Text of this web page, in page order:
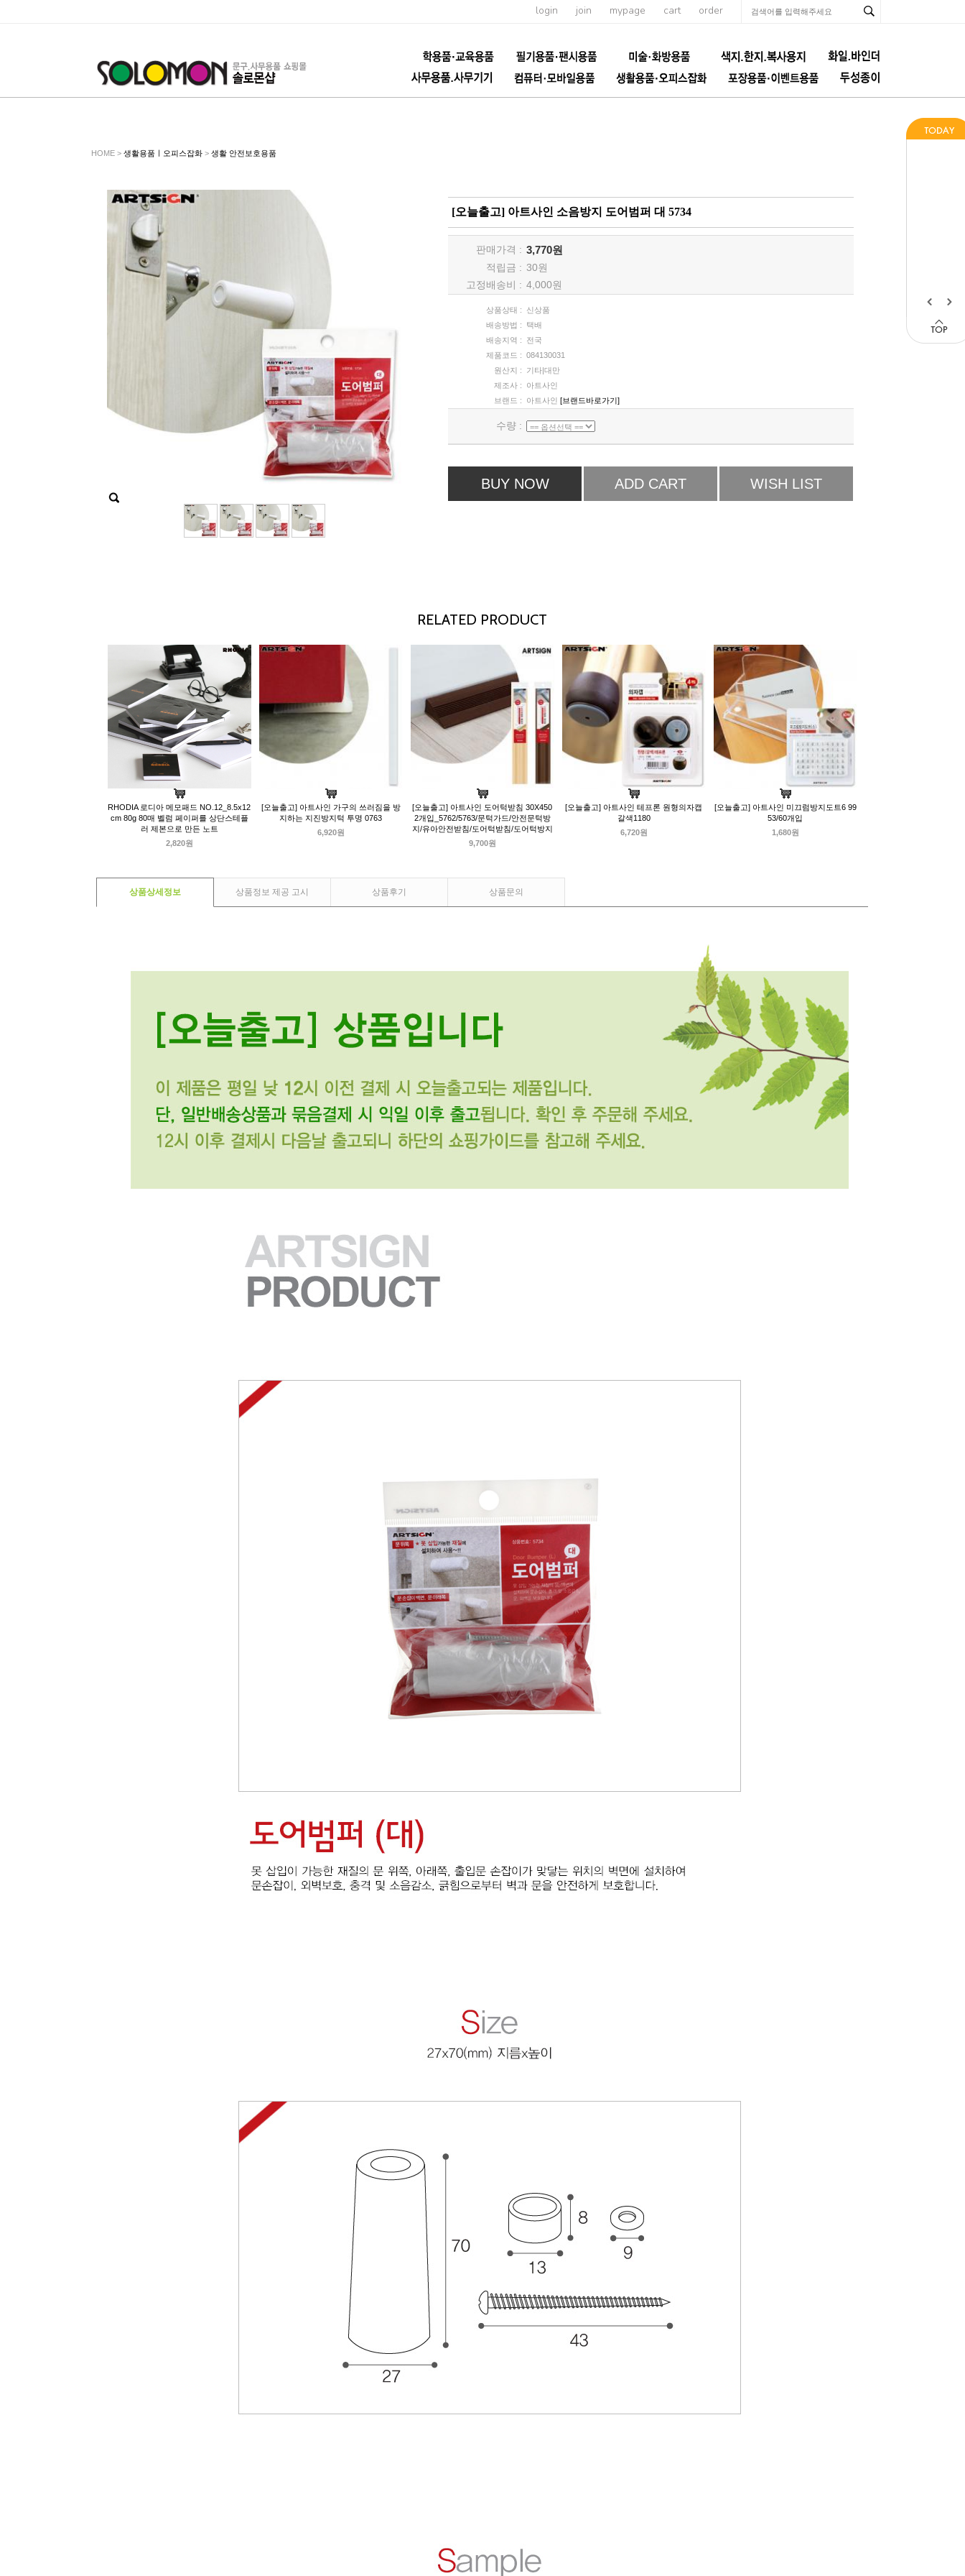
login join mypage cart order
HOME > 생활용품ㅣ오피스잡화 > 생활 안전보호용품
[오늘출고] 아트사인 소음방지 도어범퍼 대 5734
판매가격 : 3,770원
적립금 : 30원
고정배송비 : 4,000원
상품상태 :
신상품
배송방법 :
택배
배송지역 :
전국
제품코드 : 084130031
원산지 :
기타|대만
제조사 :
아트사인
브랜드 :
아트사인 [브랜드바로가기]
수량 :
BUY NOW ADD CART WISH LIST
RELATED PRODUCT
RHODIA 로디아 메모패드 NO.12_8.5x12
cm 80g 80매 벨럼 페이퍼를 상단스테플
러 제본으로 만든 노트
2,820원
[오늘출고] 아트사인 가구의 쓰러짐을 방
지하는 지진방지턱 투명 0763
6,920원
[오늘출고] 아트사인 도어턱받침 30X450
2개입_5762/5763/문턱가드/안전문턱방
지/유아안전받침/도어턱받침/도어턱방지
9,700원
[오늘출고] 아트사인 테프론 원형의자캡
갈색1180
6,720원
[오늘출고] 아트사인 미끄럼방지도트6 99
53/60개입
1,680원
상품상세정보 상품정보 제공 고시 상품후기 상품문의